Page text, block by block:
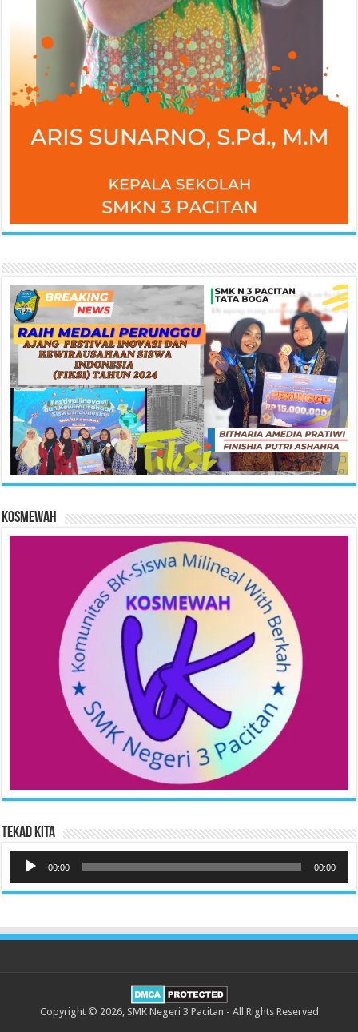
KOSMEWAH
Tekad Kita
Audio
00:00 00:00
Copyright © 2026, SMK Negeri 3 Pacitan - All Rights Reserved